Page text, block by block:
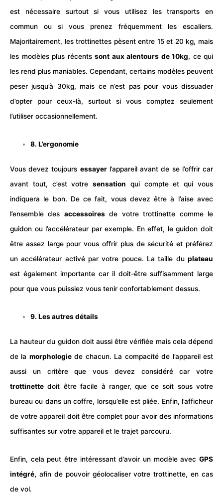
est nécessaire surtout si vous utilisez les transports en
commun ou si vous prenez fréquemment les escaliers.
Majoritairement, les trottinettes pèsent entre 15 et 20 kg, mais
les modèles plus récents sont aux alentours de 10kg, ce qui
les rend plus maniables. Cependant, certains modèles peuvent
peser jusqu’à 30kg, mais ce n’est pas pour vous dissuader
d’opter pour ceux-là, surtout si vous comptez seulement
l’utiliser occasionnellement.
8. L’ergonomie
Vous devez toujours essayerl’appareil avant de se l’offrir car
avant tout, c’est votresensation qui compte et qui vous
indiquera le bon. De ce fait, vous devez être à l’aise avec
l’ensemble des accessoiresde votre trottinette comme le
guidon ou l’accélérateur par exemple. En effet, le guidon doit
être assez large pour vous offrir plus de sécurité et préférez
un accélérateur activé par votre pouce. La taille du plateau
est également importante car il doit-être suffisamment large
pour que vous puissiez vous tenir confortablement dessus.
9. Les autres détails
La hauteur du guidon doit aussi être vérifiée mais cela dépend
de la morphologiede chacun. La compacité de l’appareil est
aussi un critère que vous devez considéré car votre
trottinette doit être facile à ranger, que ce soit sous votre
bureau ou dans un coffre, lorsqu’elle est pliée. Enfin, l’afficheur
de votre appareil doit être complet pour avoir des informations
suffisantes sur votre appareil et le trajet parcouru.
Enfin, cela peut être intéressant d’avoir un modèle avec GPS
intégré, afin de pouvoir géolocaliser votre trottinette, en cas
de vol.